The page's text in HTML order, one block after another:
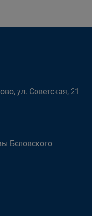
ул. Советская, 21
Беловского